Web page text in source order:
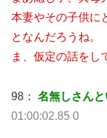
本妻やその子供に
となんだろうね。
ま、仮定の話をし
98： 名無しさん
01:00:02.85 0